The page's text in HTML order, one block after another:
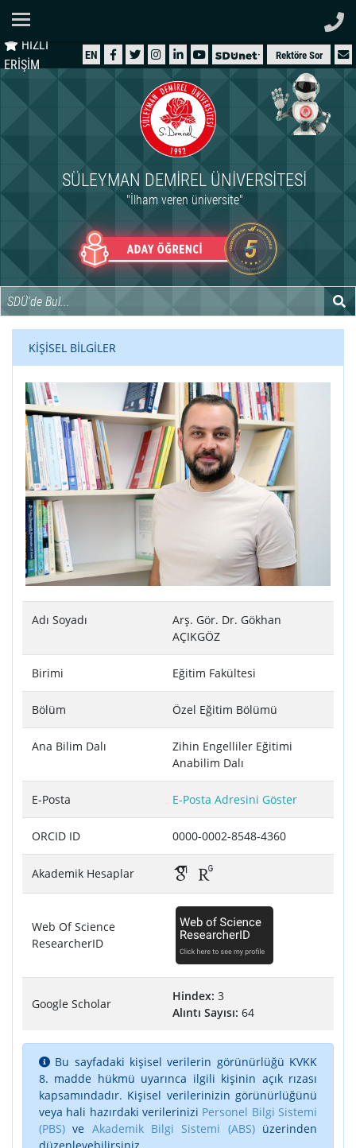
HIZLI
ERİŞİM
EN Rektöre Sor
SÜLEYMAN DEMIREL ÜNIVERSITESI
"İlham veren üniversite"
ÜNİVERSİTEMİZ
İDARİ
ARAŞTIRMA
INTERNATIONAL
KİŞİSEL BİLGİLER
Adı Soyadı
Arş. Gör. Dr. Gökhan
AÇIKGÖZ
Birimi Eğitim Fakültesi
Bölüm Özel Eğitim Bölümü
Ana Bilim Dalı
Zihin Engelliler Eğitimi
Anabilim Dalı
E-Posta E-Posta Adresini Göster
ORCID ID 0000-0002-8548-4360
Akademik Hesaplar
Web Of Science
ResearcherID
Google Scholar
Hindex: 3
Alıntı Sayısı: 64
Bu sayfadaki kişisel verilerin görünürlüğü KVKK
8. madde hükmü uyarınca ilgili kişinin açık rızası
kapsamındadır. Kişisel verilerinizin görünürlüğünü
veya hali hazırdaki verilerinizi Personel Bilgi Sistemi
(PBS) ve Akademik Bilgi Sistemi (ABS)üzerinden